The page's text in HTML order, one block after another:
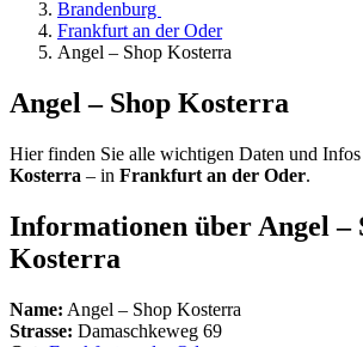
Brandenburg
Frankfurt an der Oder
Angel – Shop Kosterra
Angel – Shop Kosterra
Hier finden Sie alle wichtigen Daten und Infos
Kosterra – in Frankfurt an der Oder.
Informationen über Angel –
Kosterra
Name: Angel – Shop Kosterra
Strasse: Damaschkeweg 69